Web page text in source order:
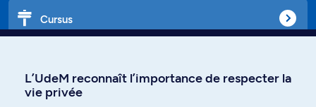
Cursus
L’UdeM reconnaît l’importance de respecter la
vie privée